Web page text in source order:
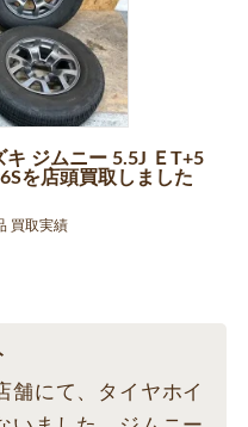
ジムニー 5.5J ＥT+5
を店頭買取しました
買取実績
舗にて、タイヤホイ